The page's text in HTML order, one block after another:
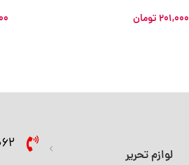
201,000 تومان
لوازم تحریر